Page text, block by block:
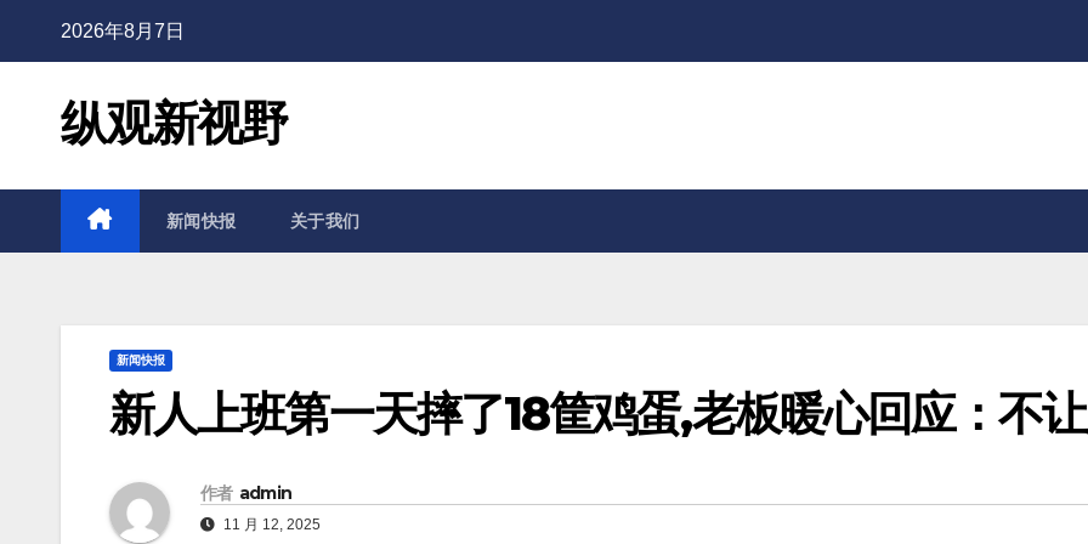
2026年8月7日
纵观新视野
新闻快报 关于我们
新闻快报
新人上班第一天摔了18筐鸡蛋,老板暖心回应：不
作者 admin
11 月 12, 2025